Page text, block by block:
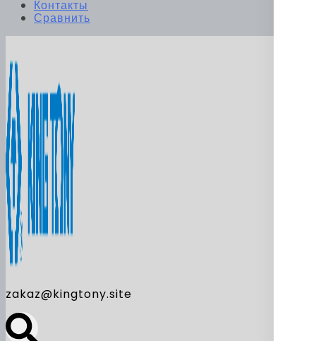
Контакты
Сравнить
zakaz@kingtony.site